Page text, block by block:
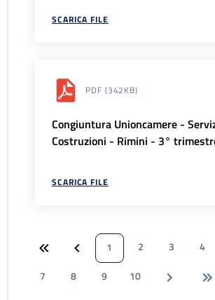
SCARICA FILE
PDF (342KB)
Congiuntura Unioncamere -
Costruzioni - Rimini - 3°
SCARICA FILE
1 2 3 4
7
8 9 10